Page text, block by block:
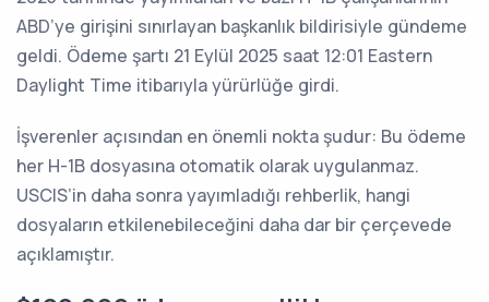
ABD’ye girişini sınırlayan başkanlık bildirisiyle gündeme
geldi. Ödeme şartı 21 Eylül 2025 saat 12:01 Eastern
Daylight Time itibarıyla yürürlüğe girdi.
İşverenler açısından en önemli nokta şudur: Bu ödeme
her H-1B dosyasına otomatik olarak uygulanmaz.
USCIS’in daha sonra yayımladığı rehberlik, hangi
dosyaların etkilenebileceğini daha dar bir çerçevede
açıklamıştır.